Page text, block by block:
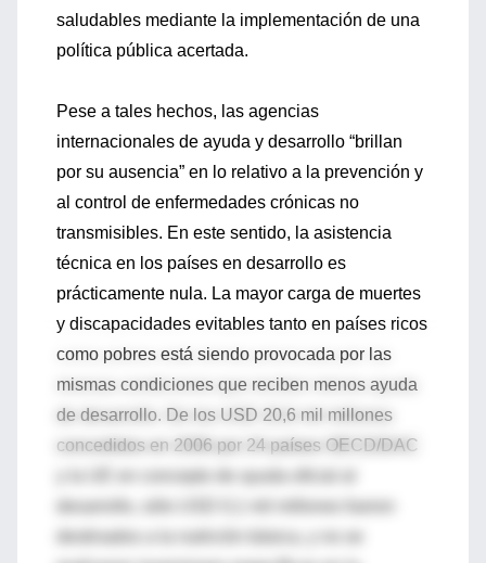
saludables mediante la implementación de una
política pública acertada.
Pese a tales hechos, las agencias
internacionales de ayuda y desarrollo “brillan
por su ausencia” en lo relativo a la prevención y
al control de enfermedades crónicas no
transmisibles. En este sentido, la asistencia
técnica en los países en desarrollo es
prácticamente nula. La mayor carga de muertes
y discapacidades evitables tanto en países ricos
como pobres está siendo provocada por las
mismas condiciones que reciben menos ayuda
de desarrollo. De los USD 20,6 mil millones
concedidos en 2006 por 24 países OECD/DAC